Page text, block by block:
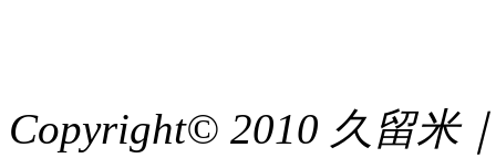
Copyright© 2010 久留米